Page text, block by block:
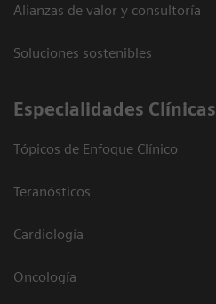
Alianzas de valor y consultoría
Soluciones sostenibles
Especialidades Clínicas
Tópicos de Enfoque Clínico
Teranósticos
Cardiología
Oncología